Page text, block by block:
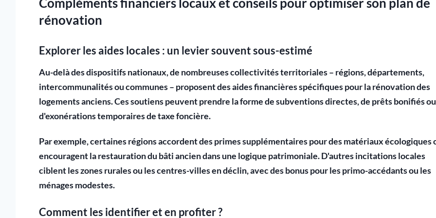
rénovation
Explorer les aides locales : un levier souvent sous-estimé
Au-delà des dispositifs nationaux, de nombreuses collectivités territoriales – régions, départements,
intercommunalités ou communes – proposent desaides financières spécifiquespour la rénovation des
logements anciens. Ces soutiens peuvent prendre la forme de subventions directes, de prêts bonifiés ou
d'exonérations temporaires de taxe foncière.
Par exemple, certaines régions accordent des primes supplémentaires pour des matériaux écologiques
encouragent la restauration du bâti ancien dans une logique patrimoniale. D'autres incitations locales
ciblent les zones rurales ou les centres-villes en déclin, avec des bonus pour les primo-accédants ou les
ménages modestes.
Comment les identifier et en profiter ?